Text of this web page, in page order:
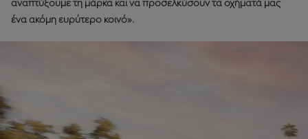
αναπτύξουμε τη μάρκα και να προσελκύσουν τα οχήματά μας
ένα ακόμη ευρύτερο κοινό».